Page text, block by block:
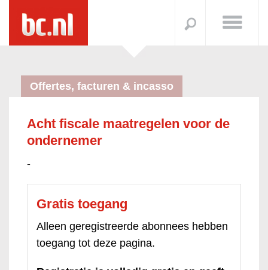
Offertes, facturen & incasso
Acht fiscale maatregelen voor de
ondernemer
-
Gratis toegang
Alleen geregistreerde abonnees hebben
toegang tot deze pagina.